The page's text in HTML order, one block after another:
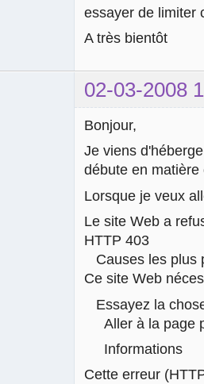
essayer de limiter
A très bientôt
02-03-2008
Bonjour,
Je viens
débute en matière
Lorsque je veux
Le site Web a
HTTP 403
Causes les plus
Ce site Web
Essayez la
Aller à la page
Informations
Cette erreur